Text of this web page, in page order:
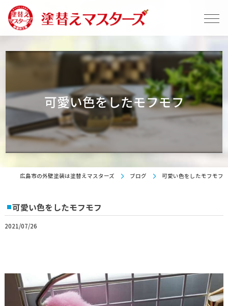
可愛い色をしたモフモフ
広島市の外壁塗装は塗替えマスターズ ブログ 可愛い色をしたモフモフ
可愛い色をしたモフモフ
2021/07/26